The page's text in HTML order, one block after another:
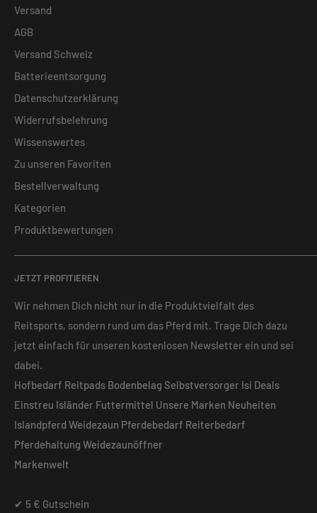
Versand
AGB
Versand Schweiz
Batterieentsorgung
Datenschutzerklärung
Widerrufsbelehrung
Wissenswertes
Zu unseren Favoriten
Bestellverwaltung
Kategorien
Produktbewertungen
JETZT PROFITIEREN
Wir nehmen Dich nicht nur in die Produktvielfalt des
Reitsports, sondern rund um das Pferd mit. Trage Dich dazu
jetzt einfach für unseren kostenlosen Newsletter ein und sei
dabei.
Hofbedarf Reitpads Bodenbelag Selbstversorger Isi Deals
Einstreu Isländer Futtermittel Unsere Marken Neuheiten
Islandpferd Weidezaun Pferdebedarf Reiterbedarf
Pferdehaltung Weidezaunöffner
Markenwelt
✔ 5 € Gutschein